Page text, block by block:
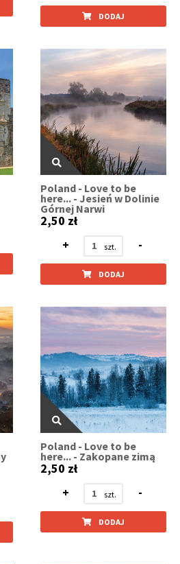
DODAJ
Poland - Love to be
here... - Jesień w Dolinie
Górnej Narwi
2,50 zł
+
-
DODAJ
Poland - Love to be
here... - Zakopane zimą
2,50 zł
+
-
DODAJ